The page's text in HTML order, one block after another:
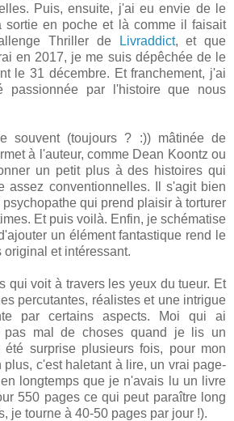
Puis, ensuite, j'ai eu envie de le
sortie en poche et là comme il faisait
Thriller de
Livraddict, et que
en 2017, je me suis dépêchée de le
le 31 décembre. Et franchement, j'ai
passionnée par l'histoire que nous
souvent (toujours ? :)) mâtinée de
à l'auteur, comme Dean Koontz ou
un petit plus à des histoires qui
assez conventionnelles. Il s'agit bien
qui prend plaisir à torturer
Et puis voilà. Enfin, je schématise
un élément fantastique rend le
original et intéressant.
qui voit à travers les yeux du tueur. Et
percutantes, réalistes et une intrigue
par certains aspects. Moi qui ai
pas mal de choses quand je lis un
été surprise plusieurs fois, pour mon
plus, c'est haletant à lire, un vrai page-
longtemps que je n'avais lu un livre
550 pages ce qui peut paraître long
je tourne à 40-50 pages par jour !).